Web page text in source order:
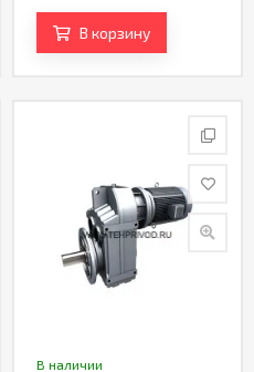
В корзину
В наличии